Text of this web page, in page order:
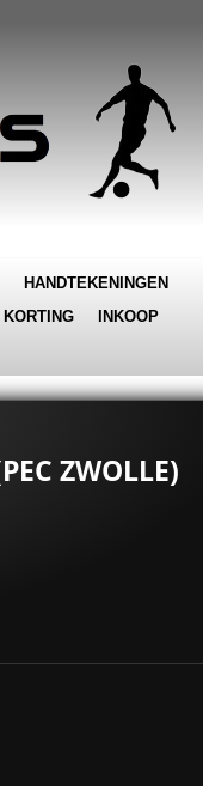
HANDTEKENINGEN
KORTING
INKOOP
ZWOLLE)